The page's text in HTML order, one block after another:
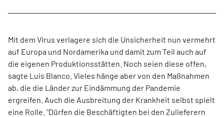
Mit dem Virus verlagere sich die Unsicherheit nun vermehrt
auf Europa und Nordamerika und damit zum Teil auch auf
die eigenen Produktionsstätten. Noch seien diese offen,
sagte Luis Blanco. Vieles hänge aber von den Maßnahmen
ab, die die Länder zur Eindämmung der Pandemie
ergreifen. Auch die Ausbreitung der Krankheit selbst spielt
eine Rolle. "Dürfen die Beschäftigten bei den Zulieferern